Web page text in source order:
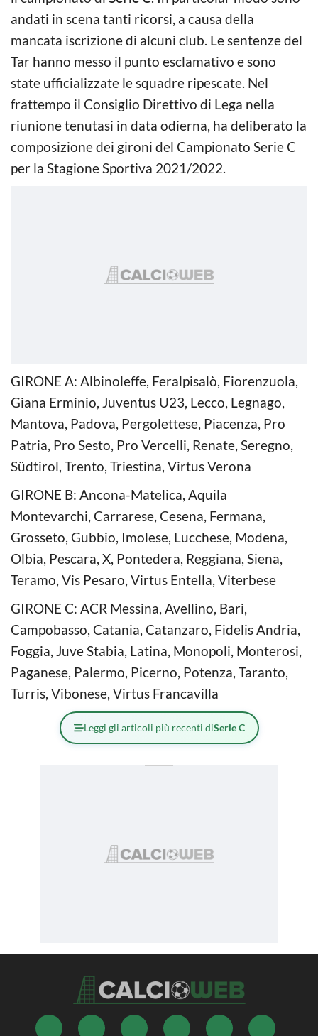
andati in scena tanti ricorsi, a causa della
mancata iscrizione di alcuni club. Le sentenze del
Tar hanno messo il punto esclamativo e sono
state ufficializzate le squadre ripescate. Nel
frattempo il Consiglio Direttivo di Lega nella
riunione tenutasi in data odierna, ha deliberato la
composizione dei gironi del Campionato Serie C
per la Stagione Sportiva 2021/2022.
GIRONE A: Albinoleffe, Feralpisalò, Fiorenzuola,
Giana Erminio, Juventus U23, Lecco, Legnago,
Mantova, Padova, Pergolettese, Piacenza, Pro
Patria, Pro Sesto, Pro Vercelli, Renate, Seregno,
Südtirol, Trento, Triestina, Virtus Verona
GIRONE B: Ancona-Matelica, Aquila
Montevarchi, Carrarese, Cesena, Fermana,
Grosseto, Gubbio, Imolese, Lucchese, Modena,
Olbia, Pescara, X, Pontedera, Reggiana, Siena,
Teramo, Vis Pesaro, Virtus Entella, Viterbese
GIRONE C: ACR Messina, Avellino, Bari,
Campobasso, Catania, Catanzaro, Fidelis Andria,
Foggia, Juve Stabia, Latina, Monopoli, Monterosi,
Paganese, Palermo, Picerno, Potenza, Taranto,
Turris, Vibonese, Virtus Francavilla
Leggi gli articoli più recenti diSerie C